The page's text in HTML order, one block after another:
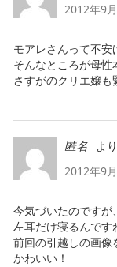
2012年9
モアレさんって不安
そんなところが母性
さすがのクリエ嬢も
匿名
よ
2012年9
今気づいたのですが
左耳だけ寝るんです
前回の引越しの画像
かわいい！